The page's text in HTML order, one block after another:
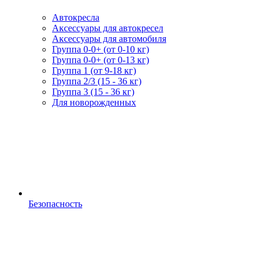
Автокресла
Аксессуары для автокресел
Аксессуары для автомобиля
Группа 0-0+ (от 0-10 кг)
Группа 0-0+ (от 0-13 кг)
Группа 1 (от 9-18 кг)
Группа 2/3 (15 - 36 кг)
Группа 3 (15 - 36 кг)
Для новорожденных
Безопасность